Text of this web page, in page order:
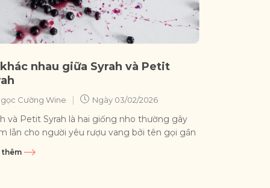
nhau giữa Syrah và Petit
Cường Wine | Ngày 03/02/2026
và Petit Syrah là hai giống nho thường gây
lẫn cho người yêu rượu vang bởi tên gọi gần
thêm